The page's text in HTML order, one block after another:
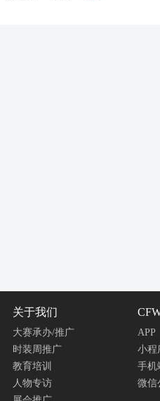
关于我们
大赛承办/推广
时装周推广
教育培训
人物专访
APP
小程
手机
微信